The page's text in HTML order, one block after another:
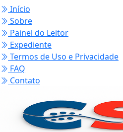
Início
Sobre
Painel do Leitor
Expediente
Termos de Uso e Privacidade
FAQ
Contato